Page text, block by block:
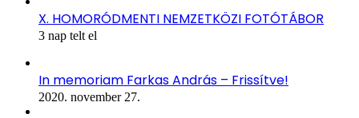
X. HOMORÓDMENTI NEMZETKÖZI FOTÓTÁBOR
3 nap telt el
In memoriam Farkas András – Frissítve!
2020. november 27.